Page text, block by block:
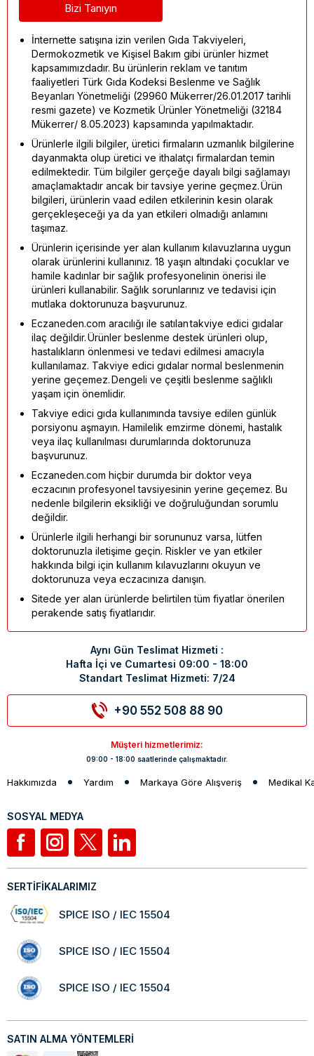
Bizi Tanıyın
İnternette satışına izin verilen Gıda Takviyeleri,
Dermokozmetik ve Kişisel Bakım gibi ürünler hizmet
kapsamımızdadır. Bu ürünlerin reklam ve tanıtım
faaliyetleri Türk Gıda Kodeksi Beslenme ve Sağlık
Beyanları Yönetmeliği (29960 Mükerrer/26.01.2017 tarihli
resmi gazete) ve Kozmetik Ürünler Yönetmeliği (32184
Mükerrer/ 8.05.2023) kapsamında yapılmaktadır.
Ürünlerle ilgili bilgiler, üretici firmaların uzmanlık bilgilerine
dayanmakta olup üretici ve ithalatçı firmalardan temin
edilmektedir. Tüm bilgiler gerçeğe dayalı bilgi sağlamayı
amaçlamaktadır ancak bir tavsiye yerine geçmez. Ürün
bilgileri, ürünlerin vaad edilen etkilerinin kesin olarak
gerçekleşeceği ya da yan etkileri olmadığı anlamını
taşımaz.
Ürünlerin içerisinde yer alan kullanım kılavuzlarına uygun
olarak ürünlerini kullanınız. 18 yaşın altındaki çocuklar ve
hamile kadınlar bir sağlık profesyonelinin önerisi ile
ürünleri kullanabilir. Sağlık sorunlarınız ve tedavisi için
mutlaka doktorunuza başvurunuz.
Eczaneden.com aracılığı ile satılan takviye edici gıdalar
ilaç değildir. Ürünler beslenme destek ürünleri olup,
hastalıkların önlenmesi ve tedavi edilmesi amacıyla
kullanılamaz. Takviye edici gıdalar normal beslenmenin
yerine geçemez. Dengeli ve çeşitli beslenme sağlıklı
yaşam için önemlidir.
Takviye edici gıda kullanımında tavsiye edilen günlük
porsiyonu aşmayın. Hamilelik emzirme dönemi, hastalık
veya ilaç kullanılması durumlarında doktorunuza
başvurunuz.
Eczaneden.com hiçbir durumda bir doktor veya
eczacının profesyonel tavsiyesinin yerine geçemez. Bu
nedenle bilgilerin eksikliği ve doğruluğundan sorumlu
değildir.
Ürünlerle ilgili herhangi bir sorununuz varsa, lütfen
doktorunuzla iletişime geçin. Riskler ve yan etkiler
hakkında bilgi için kullanım kılavuzlarını okuyun ve
doktorunuza veya eczacınıza danışın.
Sitede yer alan ürünlerde belirtilen tüm fiyatlar önerilen
perakende satış fiyatlarıdır.
Aynı Gün Teslimat Hizmeti :
Hafta İçi ve Cumartesi 09:00 - 18:00
Standart Teslimat Hizmeti: 7/24
+90 552 508 88 90
Müşteri hizmetlerimiz:
09:00 - 18:00 saatlerinde çalışmaktadır.
Hakkımızda Yardım Markaya Göre Alışveriş Medikal
SOSYAL MEDYA
SERTİFİKALARIMIZ
SPICE ISO / IEC 15504
SPICE ISO / IEC 15504
SPICE ISO / IEC 15504
SATIN ALMA YÖNTEMLERİ